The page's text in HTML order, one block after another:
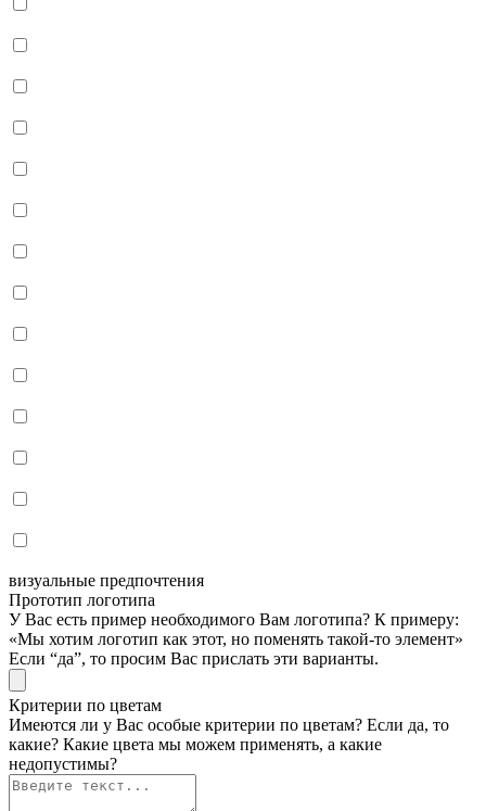
визуальные предпочтения
Прототип логотипа
У Вас есть пример необходимого Вам логотипа? К примеру:
«Мы хотим логотип как этот, но поменять такой-то элемент»
Если “да”, то просим Вас прислать эти варианты.
Критерии по цветам
Имеются ли у Вас особые критерии по цветам? Если да, то
какие? Какие цвета мы можем применять, а какие
недопустимы?